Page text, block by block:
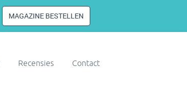
MAGAZINE BESTELLEN
Recensies Contact